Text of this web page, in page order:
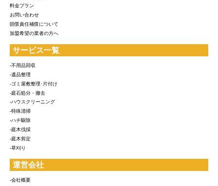
料金プラン
お問い合わせ
賠償責任補償について
加盟希望の業者の方へ
サービス一覧
-不用品回収
-遺品整理
-ゴミ屋敷整理･片付け
-庭石処分・撤去
-ハウスクリーニング
-特殊清掃
-ハチ駆除
-庭木伐採
-庭木剪定
-草刈り
運営会社
-会社概要